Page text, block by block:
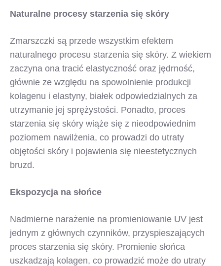
Naturalne procesy starzenia się skóry
Zmarszczki są przede wszystkim efektem
naturalnego procesu starzenia się skóry. Z wiekiem
zaczyna ona tracić elastyczność oraz jędrność,
głównie ze względu na spowolnienie produkcji
kolagenu i elastyny, białek odpowiedzialnych za
utrzymanie jej sprężystości. Ponadto, proces
starzenia się skóry wiąże się z nieodpowiednim
poziomem nawilżenia, co prowadzi do utraty
objętości skóry i pojawienia się nieestetycznych
bruzd.
Ekspozycja na słońce
Nadmierne narażenie na promieniowanie UV jest
jednym z głównych czynników, przyspieszających
proces starzenia się skóry. Promienie słońca
uszkadzają kolagen, co prowadzić może do utraty